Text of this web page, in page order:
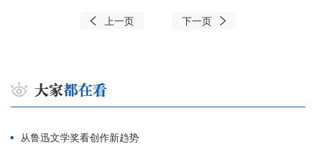
上一页 下一页
从鲁迅文学奖看创作新趋势